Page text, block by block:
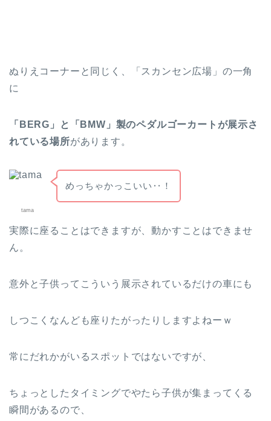
ぬりえコーナーと同じく、「スカンセン広場」の一角
に
「 BERG」と「BMW」製のペダルゴーカートが展示さ
れている場所があります。
tama
めっちゃかっこいい‥！
実際に座ることはできますが、動かすことはできませ
ん。
意外と子供ってこういう展示されているだけの車にも
しつこくなんども座りたがったりしますよねーｗ
常にだれかがいるスポットではないですが、
ちょっとしたタイミングでやたら子供が集まってくる
瞬間があるので、